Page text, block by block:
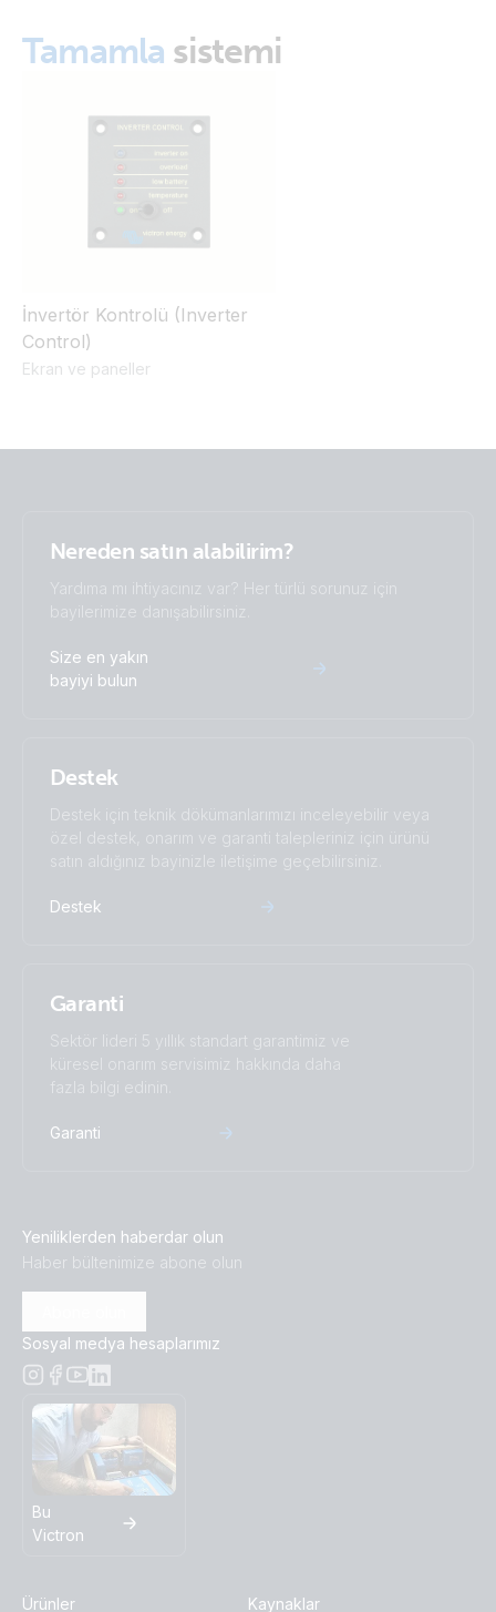
Tamamla sistemi
İnvertör Kontrolü (Inverter
Control)
Ekran ve paneller
Nereden satın alabilirim?
Yardıma mı ihtiyacınız var? Her türlü sorunuz için
bayilerimize danışabilirsiniz.
Size en yakın
bayiyi bulun
Destek
Destek için teknik dökümanlarımızı inceleyebilir veya
özel destek, onarım ve garanti talepleriniz için ürünü
satın aldığınız bayinizle iletişime geçebilirsiniz.
Destek
Garanti
Sektör lideri 5 yıllık standart garantimiz ve
küresel onarım servisimiz hakkında daha
fazla bilgi edinin.
Garanti
Yeniliklerden haberdar olun
Haber bültenimize abone olun
Sosyal medya hesaplarımız
Bu
Victron
Ürünler
Kaynaklar